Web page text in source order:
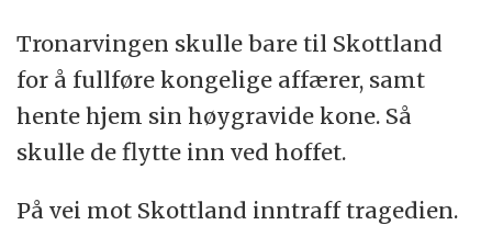
Tronarvingen skulle bare til Skottland
for å fullføre kongelige affærer, samt
hente hjem sin høygravide kone. Så
skulle de flytte inn ved hoffet.
På vei mot Skottland inntraff tragedien.